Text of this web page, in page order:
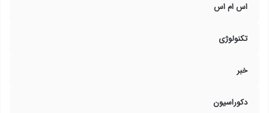
اس ام اس
تکنولوژی
خبر
دکوراسیون